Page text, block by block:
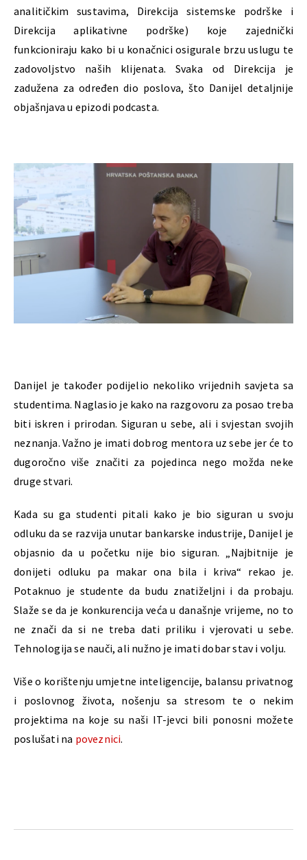
analitičkim sustavima, Direkcija sistemske podrške i
Direkcija aplikativne podrške) koje zajednički
funkcioniraju kako bi u konačnici osigurale brzu uslugu te
zadovoljstvo naših klijenata. Svaka od Direkcija je
zadužena za određen dio poslova, što Danijel detaljnije
objašnjava u epizodi podcasta.
Danijel je također podijelio nekoliko vrijednih savjeta sa
studentima. Naglasio je kako na razgovoru za posao treba
biti iskren i prirodan. Siguran u sebe, ali i svjestan svojih
neznanja. Važno je imati dobrog mentora uz sebe jer će to
dugoročno više značiti za pojedinca nego možda neke
druge stvari.
Kada su ga studenti pitali kako je bio siguran u svoju
odluku da se razvija unutar bankarske industrije, Danijel je
objasnio da u početku nije bio siguran. „Najbitnije je
donijeti odluku pa makar ona bila i kriva“ rekao je.
Potaknuo je studente da budu znatiželjni i da probaju.
Slaže se da je konkurencija veća u današnje vrijeme, no to
ne znači da si ne treba dati priliku i vjerovati u sebe.
Tehnologija se nauči, ali nužno je imati dobar stav i volju.
Više o korištenju umjetne inteligencije, balansu privatnog
i poslovnog života, nošenju sa stresom te o nekim
projektima na koje su naši IT-jevci bili ponosni možete
poslušati na poveznici.